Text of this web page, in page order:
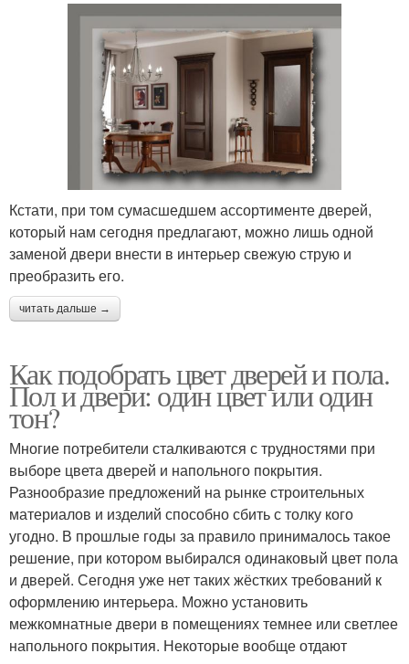
Кстати, при том сумасшедшем ассортименте дверей,
который нам сегодня предлагают, можно лишь одной
заменой двери внести в интерьер свежую струю и
преобразить его.
читать дальше →
Как подобрать цвет дверей и пола.
Пол и двери: один цвет или один
тон?
Многие потребители сталкиваются с трудностями при
выборе цвета дверей и напольного покрытия.
Разнообразие предложений на рынке строительных
материалов и изделий способно сбить с толку кого
угодно. В прошлые годы за правило принималось такое
решение, при котором выбирался одинаковый цвет пола
и дверей. Сегодня уже нет таких жёстких требований к
оформлению интерьера. Можно установить
межкомнатные двери в помещениях темнее или светлее
напольного покрытия. Некоторые вообще отдают